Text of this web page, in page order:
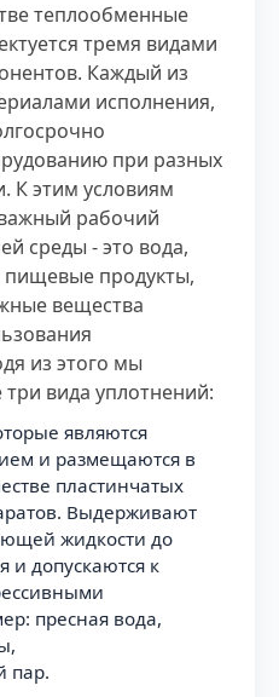
теплообменные
тремя видами
Каждый из
исполнения,
при разных
К этим условиям
рабочий
среды - это вода,
пищевые продукты,
вещества
из этого мы
вида уплотнений:
являются
и размещаются в
пластинчатых
Выдерживают
жидкости до
и допускаются к
пресная вода,
пар.